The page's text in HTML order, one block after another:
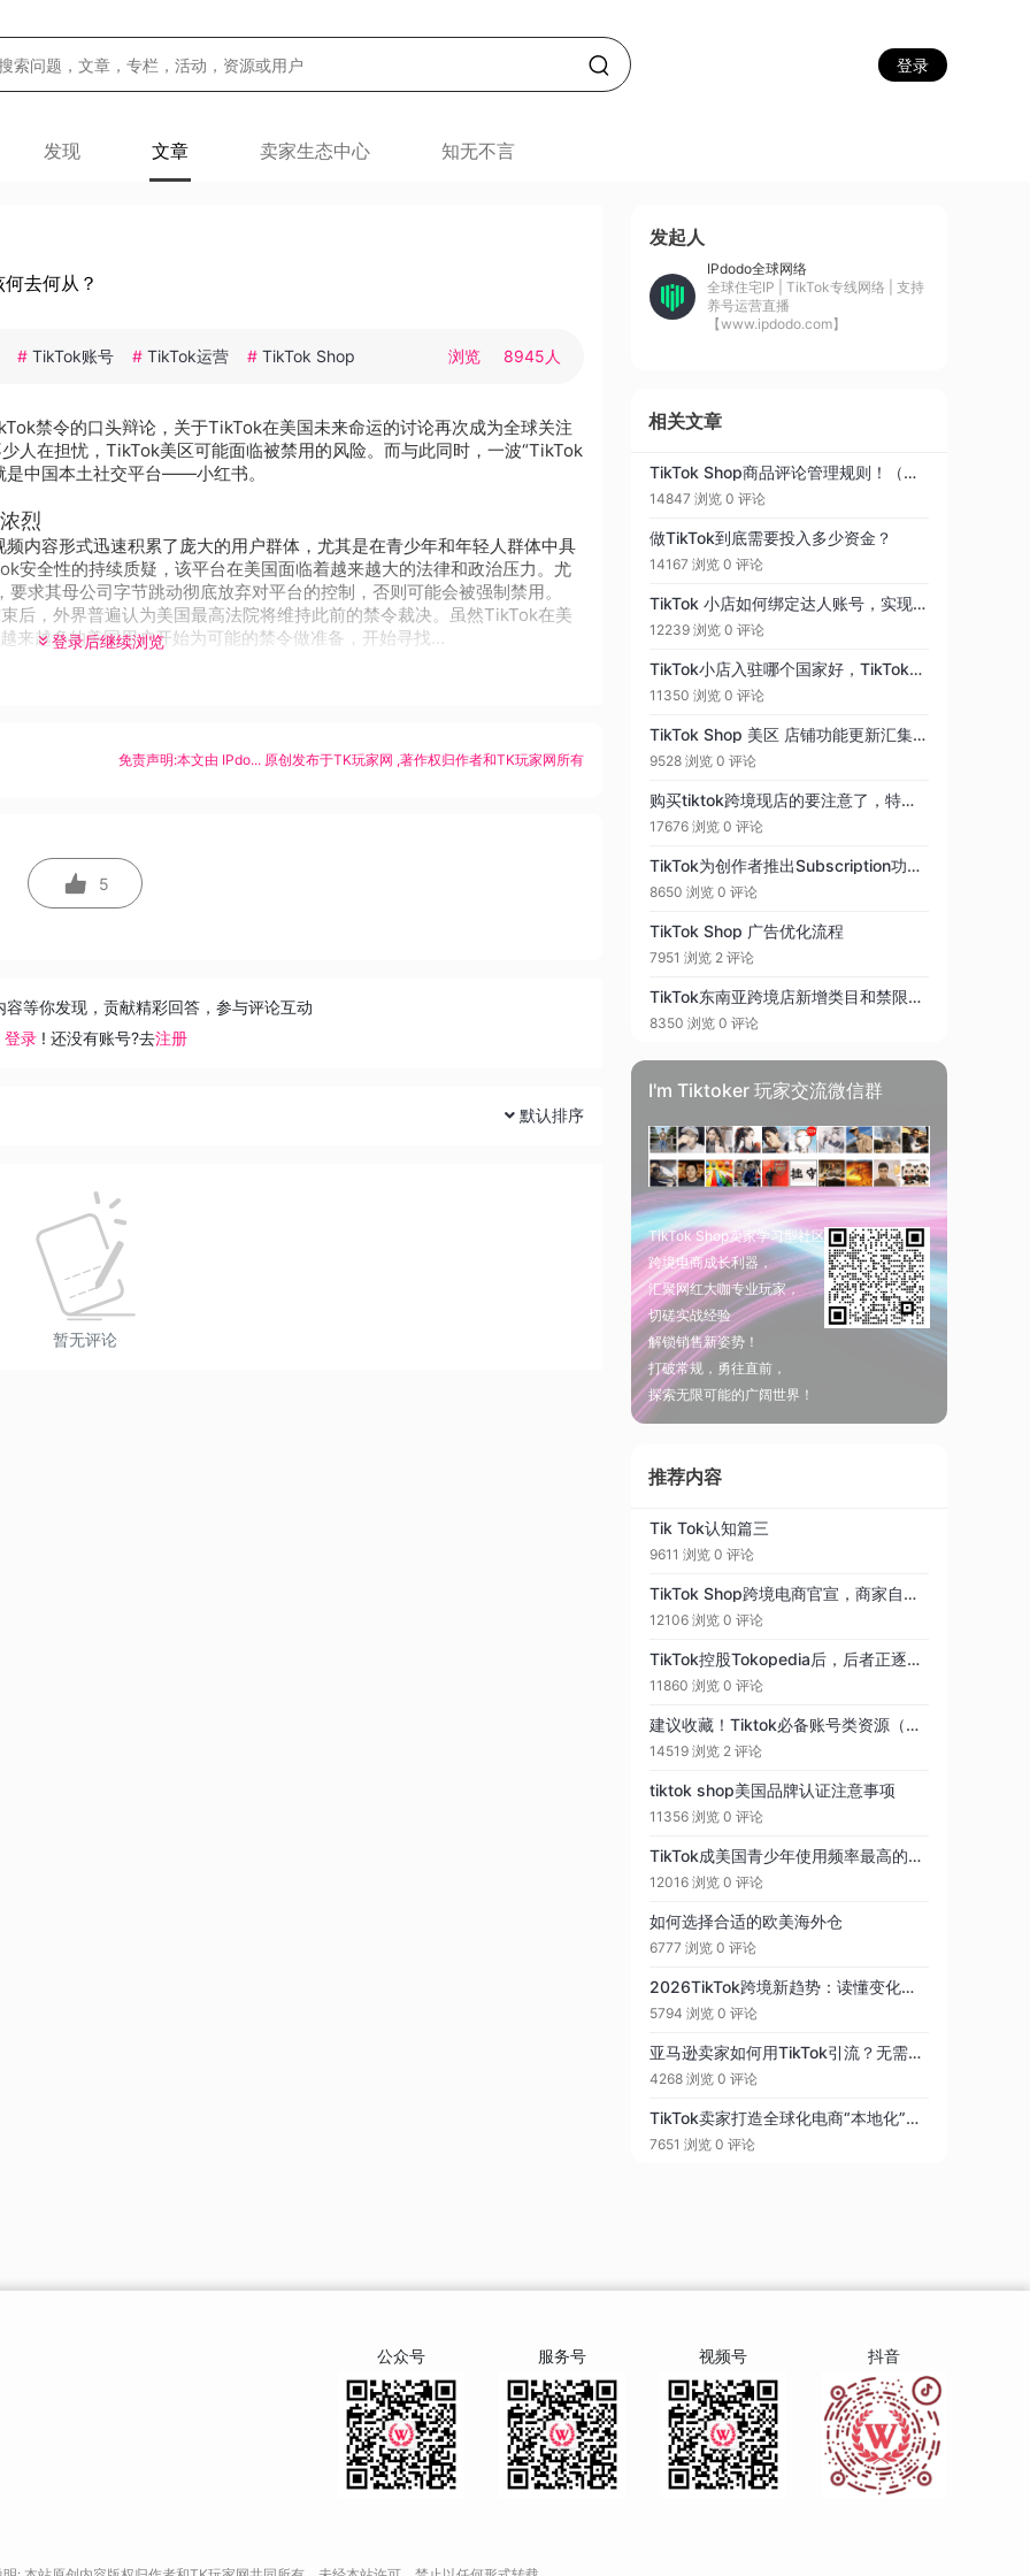
登录
发现 文章 卖家生态中心 知无不言
去何从？
# TikTok账号 # TikTok运营 # TikTok Shop 浏览 8945人
禁令的口头辩论，关于TikTok在美国未来命运的讨论再次成为全球关注
人在担忧，TikTok美区可能面临被禁用的风险。而与此同时，一波“TikTok
是中国本土社交平台——小红书。
烈
内容形式迅速积累了庞大的用户群体，尤其是在青少年和年轻人群体中具
安全性的持续质疑，该平台在美国面临着越来越大的法律和政治压力。尤
求其母公司字节跳动彻底放弃对平台的控制，否则可能会被强制禁用。
后，外界普遍认为美国最高法院将维持此前的禁令裁决。虽然TikTok在美
来越多的美国用户开始为可能的禁令做准备，开始寻找...
登录后继续浏览
免责声明:本文由 IPdo... 原创发布于TK玩家网 ,著作权归作者和TK玩家网所有
5
等你发现，贡献精彩回答，参与评论互动
登录 ! 还没有账号?去注册
默认排序
暂无评论
发起人
IPdodo全球网络
全球住宅IP | TikTok专线网络 | 支持
养号运营直播
【www.ipdodo.com】
相关文章
TikTok Shop商品评论管理规则！（三）
14847 浏览 0 评论
做TikTok到底需要投入多少资金？
14167 浏览 0 评论
TikTok 小店如何绑定达人账号，实现零佣带货！
12239 浏览 0 评论
TikTok小店入驻哪个国家好，TikTok小店哪个国家最好卖
11350 浏览 0 评论
TikTok Shop 美区 店铺功能更新汇集 2023.10
9528 浏览 0 评论
购买tiktok跨境现店的要注意了，特别是出单贼猛的朋友！！！
17676 浏览 0 评论
TikTok为创作者推出Subscription功能，1万粉丝才能开通！
8650 浏览 0 评论
TikTok Shop 广告优化流程
7951 浏览 2 评论
TikTok东南亚跨境店新增类目和禁限运关系校验功能
8350 浏览 0 评论
I'm Tiktoker 玩家交流微信群
TikTok Shop卖家学习型社区
跨境电商成长利器，
汇聚网红大咖专业玩家，
切磋实战经验
解锁销售新姿势！
打破常规，勇往直前，
探索无限可能的广阔世界！
推荐内容
Tik Tok认知篇三
9611 浏览 0 评论
TikTok Shop跨境电商官宣，商家自运营模式开放美国市场定向邀约入驻
12106 浏览 0 评论
TikTok控股Tokopedia后，后者正逐渐削减印度业务
11860 浏览 0 评论
建议收藏！Tiktok必备账号类资源（二）账号管理和账号搜索
14519 浏览 2 评论
tiktok shop美国品牌认证注意事项
11356 浏览 0 评论
TikTok成美国青少年使用频率最高的社媒平台
12016 浏览 0 评论
如何选择合适的欧美海外仓
6777 浏览 0 评论
2026TikTok跨境新趋势：读懂变化，找对路径
5794 浏览 0 评论
亚马逊卖家如何用TikTok引流？无需开店的低成本站外推广打法
4268 浏览 0 评论
TikTok卖家打造全球化电商“本地化”竞争力的利器：海外仓深度解析
7651 浏览 0 评论
公众号 服务号 视频号 抖音